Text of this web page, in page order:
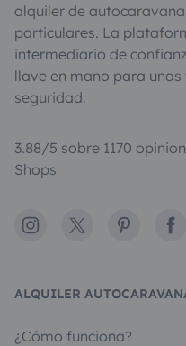
alquiler de
particulares. La
intermediario de
llave en mano para
seguridad.
3.88/5 sobre 1170
Shops
Instagram
X Pinterest
ALQUILER
¿Cómo funciona?